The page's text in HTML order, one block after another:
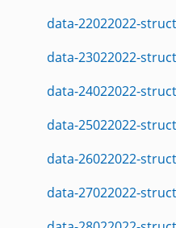
data-22022022-
data-23022022-
data-24022022-
data-25022022-
data-26022022-
data-27022022-